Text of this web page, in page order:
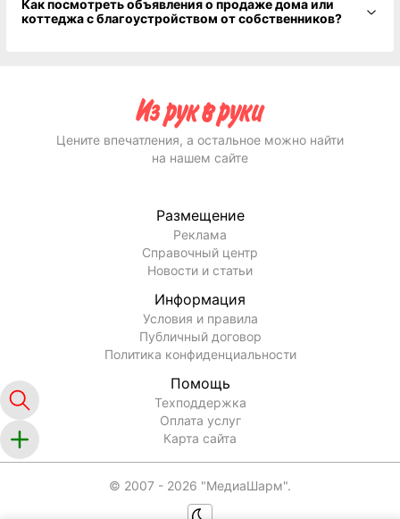
Как посмотреть объявления о продаже дома или
коттеджа с благоустройством от собственников?
Цените впечатления, а остальное можно найти
на нашем сайте
Размещение
Реклама
Справочный центр
Новости и статьи
Информация
Условия и правила
Публичный договор
Политика конфиденциальности
Помощь
Техподдержка
Оплата услуг
Карта сайта
© 2007 - 2026 "МедиаШарм".